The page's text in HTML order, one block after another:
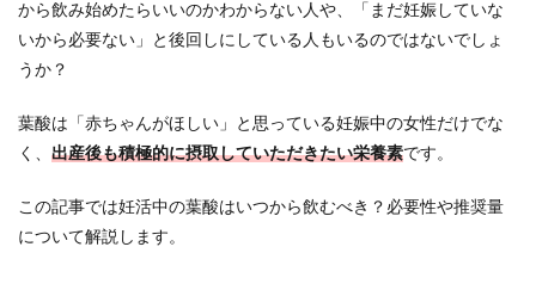
から飲み始めたらいいのかわからない人や、「まだ妊娠していな
いから必要ない」と後回しにしている人もいるのではないでしょ
うか？
葉酸は「赤ちゃんがほしい」と思っている妊娠中の女性だけでな
く、 出産後も積極的に摂取していただきたい栄養素です。
この記事では妊活中の葉酸はいつから飲むべき？必要性や推奨量
について解説します。